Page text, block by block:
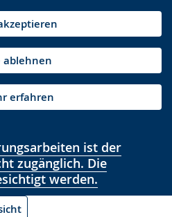
ablehnen
erfahren
ist der
zugänglich. Die
werden.